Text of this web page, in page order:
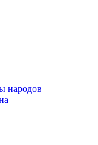
народов